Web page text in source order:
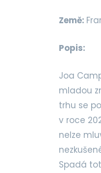
Země:
Popis:
Joa
mladou
trhu se
v roce
nelze
Spadá